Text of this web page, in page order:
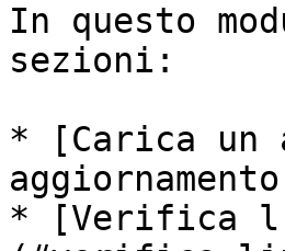
In questo
sezioni:
* [Carica un
* [Verifica